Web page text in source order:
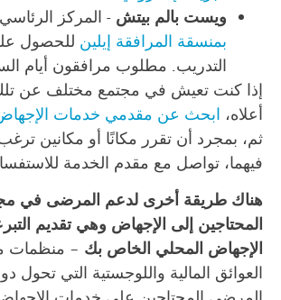
ويست بالم بيتش - المركز
بمنسقة المرافقة إيلين للحصول
التدريب. مطلوب مرافقون أيام
إذا كنت تعيش في مجتمع مختلف عن
أعلاه، ابحث عن مقدمي خدمات الإجهاض
ثم، بمجرد أن تقرر مكانًا أو مكانين
فيهما، تواصل مع مقدم الخدمة
هناك طريقة أخرى لدعم المرضى في
المحتاجين إلى الإجهاض وهي تقديم
الإجهاض المحلي الخاص بك – منظمات
العوائق المالية واللوجستية التي